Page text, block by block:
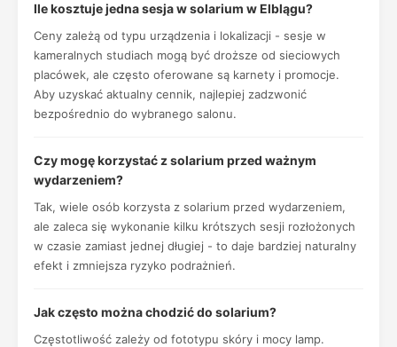
Ile kosztuje jedna sesja w solarium w Elblągu?
Ceny zależą od typu urządzenia i lokalizacji - sesje w
kameralnych studiach mogą być droższe od sieciowych
placówek, ale często oferowane są karnety i promocje.
Aby uzyskać aktualny cennik, najlepiej zadzwonić
bezpośrednio do wybranego salonu.
Czy mogę korzystać z solarium przed ważnym
wydarzeniem?
Tak, wiele osób korzysta z solarium przed wydarzeniem,
ale zaleca się wykonanie kilku krótszych sesji rozłożonych
w czasie zamiast jednej długiej - to daje bardziej naturalny
efekt i zmniejsza ryzyko podrażnień.
Jak często można chodzić do solarium?
Częstotliwość zależy od fototypu skóry i mocy lamp.